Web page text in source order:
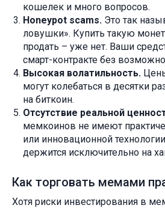
кошелек и много вопросов.
Honeypot scams. Это так
ловушки». Купить такую
продать – уже нет. Ваши
смарт-контракте без
Высокая волатильность.
могут колебаться в десятки
на биткоин.
Отсутствие реальной
мемкоинов не имеют
или инновационной
держится исключительно на
Как торговать мемами
Хотя риски инвестирования в